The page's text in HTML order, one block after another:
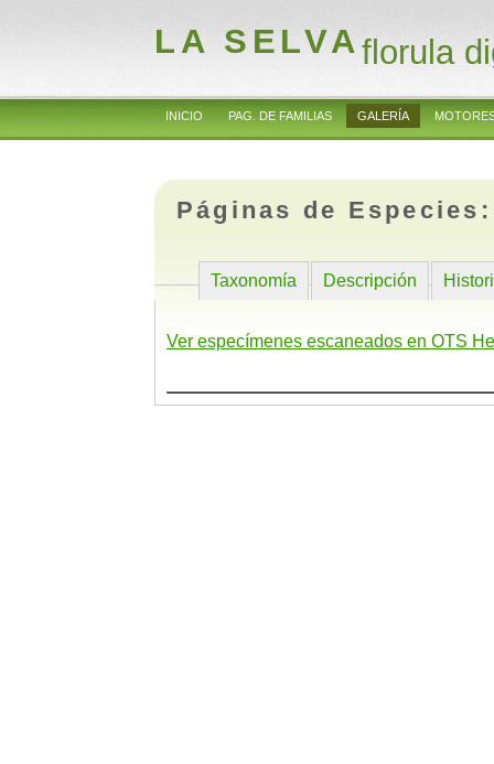
LA SELVAflorula
INICIO PAG. DE FAMILIAS GALERÍA
Páginas de
Taxonomía Descripción
Ver especímenes escaneados en OTS